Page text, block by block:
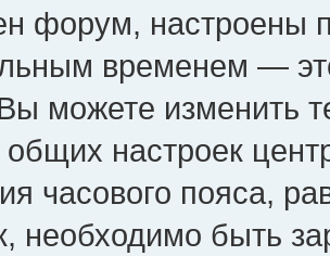
форум, настроены
временем —
можете изменить
общих настроек
часового пояса,
необходимо быть